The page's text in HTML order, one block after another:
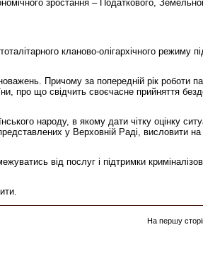
зростання – Податкового,
кланово-олігархічного режиму
Причому за попередній рік роботи
про що свідчить своєчасне прийняття
народу, в якому дати чітку оцінку
у Верховній Раді, висловити
від послуг і підтримки
На першу